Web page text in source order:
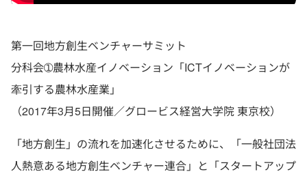
第一回地方創生ベンチャーサミット
分科会➀農林水産イノベーション「ICTイノベーションが
牽引する農林水産業」
（2017年3月5日開催／グロービス経営大学院 東京校）
「地方創生」の流れを加速化させるために、「一般社団法
人熱意ある地方創生ベンチャー連合」と「スタートアップ